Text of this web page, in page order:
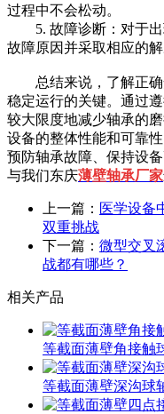
过程中不会松动。
5. 故障诊断：对于出
故障原因并采取相应的解
总结来说，了解正确
稳定运行的关键。通过
较大限度地减少轴承的
设备的整体性能和可靠
预防轴承故障、保持设
与我们东庆薄壁轴承厂家
上一篇： 医学设备
双重挑战
下一篇： 微型交叉
战都有哪些？
相关产品
等截面薄壁角接触
等截面薄壁深沟球